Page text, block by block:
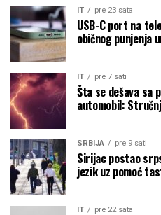
IT pre 23 sata
USB-C port na
običnog punjenja
IT pre 7 sati
Šta se dešava sa
automobil:
SRBIJA pre 9 sati
Sirijac postao
jezik uz pomoć
IT pre 22 sata